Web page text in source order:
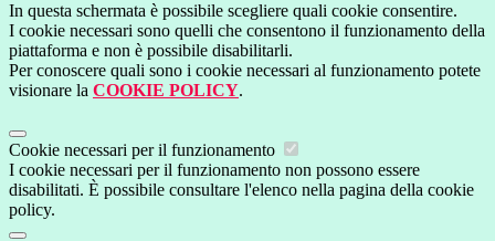
In questa schermata è possibile scegliere quali cookie consentire.
I cookie necessari sono quelli che consentono il funzionamento della
piattaforma e non è possibile disabilitarli.
Per conoscere quali sono i cookie necessari al funzionamento potete
visionare la COOKIE POLICY.
Cookie necessari per il funzionamento
I cookie necessari per il funzionamento non possono essere
disabilitati. È possibile consultare l'elenco nella pagina della cookie
policy.